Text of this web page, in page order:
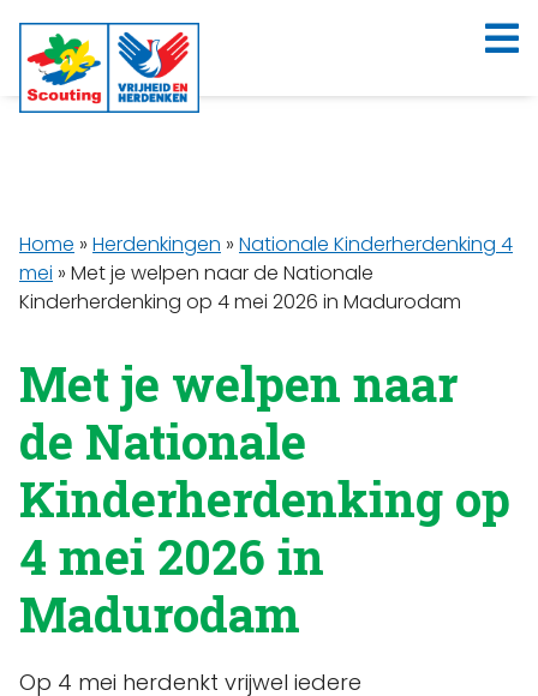
Home » Herdenkingen » Nationale Kinderherdenking 4
mei » Met je welpen naar de Nationale
Kinderherdenking op 4 mei 2026 in Madurodam
Met je welpen naar
de Nationale
Kinderherdenking op
4 mei 2026 in
Madurodam
Op 4 mei herdenkt vrijwel iedere